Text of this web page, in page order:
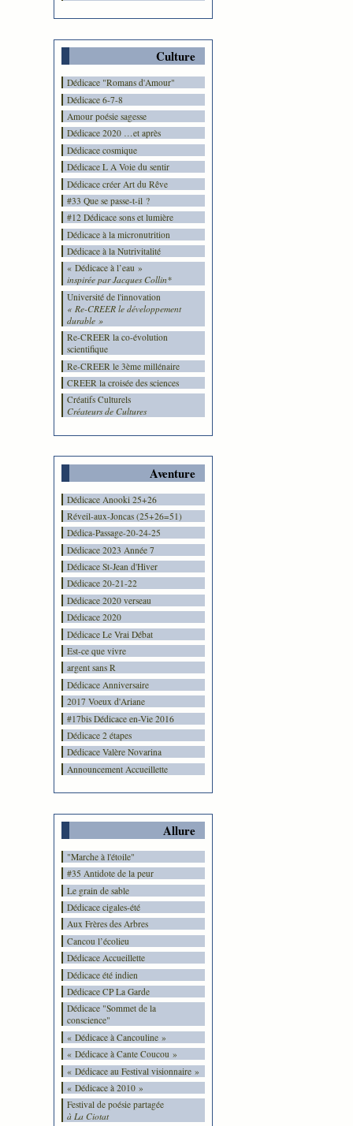
Culture
Dédicace "Romans d'Amour"
Dédicace 6-7-8
Amour poésie sagesse
Dédicace 2020 …et après
Dédicace cosmique
Dédicace L A Voie du sentir
Dédicace créer Art du Rêve
#33 Que se passe-t-il ?
#12 Dédicace sons et lumière
Dédicace à la micronutrition
Dédicace à la Nutrivitalité
« Dédicace à l’eau »
inspirée par Jacques Collin*
Université de l'innovation
« Re-CREER le développement
durable »
Re-CREER la co-évolution
scientifique
Re-CREER le 3ème millénaire
CREER la croisée des sciences
Créatifs Culturels
Créateurs de Cultures
Aventure
Dédicace Anooki 25+26
Réveil-aux-Joncas (25+26=51)
Dédica-Passage-20-24-25
Dédicace 2023 Année 7
Dédicace St-Jean d'Hiver
Dédicace 20-21-22
Dédicace 2020 verseau
Dédicace 2020
Dédicace Le Vrai Débat
Est-ce que vivre
argent sans R
Dédicace Anniversaire
2017 Voeux d'Ariane
#17bis Dédicace en-Vie 2016
Dédicace 2 étapes
Dédicace Valère Novarina
Announcement Accueillette
Allure
"Marche à l'étoile"
#35 Antidote de la peur
Le grain de sable
Dédicace cigales-été
Aux Frères des Arbres
Cancou l’écolieu
Dédicace Accueillette
Dédicace été indien
Dédicace CP La Garde
Dédicace "Sommet de la
conscience"
« Dédicace à Cancouline »
« Dédicace à Cante Coucou »
« Dédicace au Festival visionnaire »
« Dédicace à 2010 »
Festival de poésie partagée
à La Ciotat